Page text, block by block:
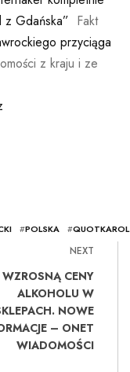
Gdańska” Fakt
przyciąga
z kraju i ze
#POLSKA #QUOTKAROL
NEXT
WZROSNĄ CENY
ALKOHOLU W
NOWE
– ONET
WIADOMOŚCI